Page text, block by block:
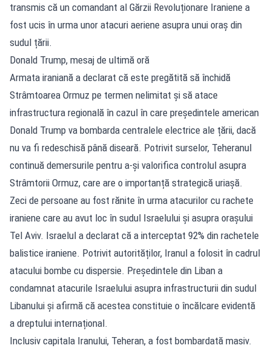
transmis că un comandant al Gărzii Revoluționare Iraniene a
fost ucis în urma unor atacuri aeriene asupra unui oraș din
sudul țării.
Donald Trump, mesaj de ultimă oră
Armata iraniană a declarat că este pregătită să închidă
Strâmtoarea Ormuz pe termen nelimitat și să atace
infrastructura regională în cazul în care președintele american
Donald Trump va bombarda centralele electrice ale țării, dacă
nu va fi redeschisă până diseară. Potrivit surselor, Teheranul
continuă demersurile pentru a-și valorifica controlul asupra
Strâmtorii Ormuz, care are o importanță strategică uriașă.
Zeci de persoane au fost rănite în urma atacurilor cu rachete
iraniene care au avut loc în sudul Israelului și asupra orașului
Tel Aviv. Israelul a declarat că a interceptat 92% din rachetele
balistice iraniene. Potrivit autorităților, Iranul a folosit în cadrul
atacului bombe cu dispersie. Președintele din Liban a
condamnat atacurile Israelului asupra infrastructurii din sudul
Libanului și afirmă că acestea constituie o încălcare evidentă
a dreptului internațional.
Inclusiv capitala Iranului, Teheran, a fost bombardată masiv.